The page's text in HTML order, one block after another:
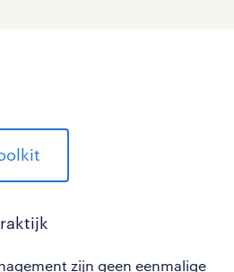
zijn geen eenmalige